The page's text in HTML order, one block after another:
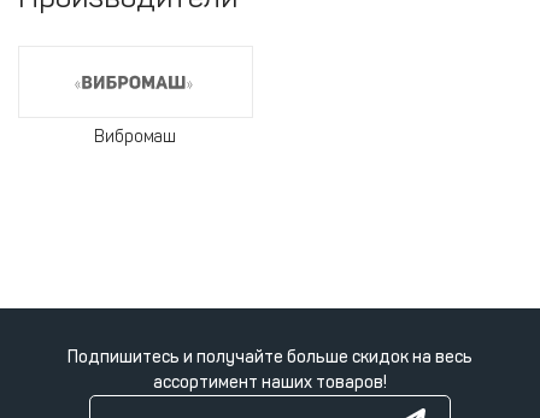
Вибромаш
Подпишитесь и получайте больше скидок на весь
ассортимент наших товаров!